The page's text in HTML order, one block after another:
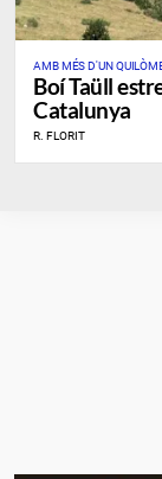
AMB MÉS D'UN
Boí Taüll
Catalunya
R. FLORIT